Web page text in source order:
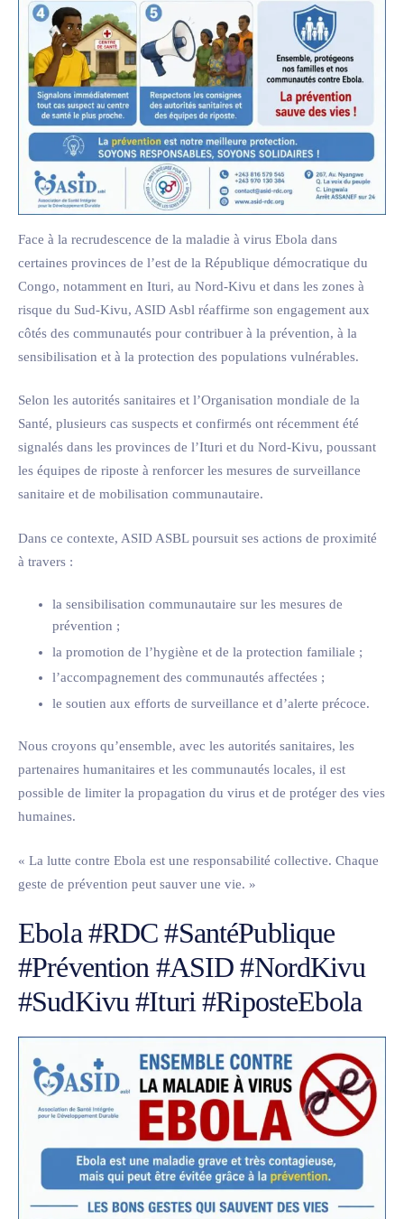
Face à la recrudescence de la maladie à virus Ebola dans
certaines provinces de l’est de la République démocratique du
Congo, notamment en Ituri, au Nord-Kivu et dans les zones à
risque du Sud-Kivu, ASID Asbl réaffirme son engagement aux
côtés des communautés pour contribuer à la prévention, à la
sensibilisation et à la protection des populations vulnérables.
Selon les autorités sanitaires et l’Organisation mondiale de la
Santé, plusieurs cas suspects et confirmés ont récemment été
signalés dans les provinces de l’Ituri et du Nord-Kivu, poussant
les équipes de riposte à renforcer les mesures de surveillance
sanitaire et de mobilisation communautaire.
Dans ce contexte, ASID ASBL poursuit ses actions de proximité
à travers :
la sensibilisation communautaire sur les mesures de
prévention ;
la promotion de l’hygiène et de la protection familiale ;
l’accompagnement des communautés affectées ;
le soutien aux efforts de surveillance et d’alerte précoce.
Nous croyons qu’ensemble, avec les autorités sanitaires, les
partenaires humanitaires et les communautés locales, il est
possible de limiter la propagation du virus et de protéger des vies
humaines.
« La lutte contre Ebola est une responsabilité collective. Chaque
geste de prévention peut sauver une vie. »
Ebola #RDC #SantéPublique
#Prévention #ASID #NordKivu
#SudKivu #Ituri #RiposteEbola